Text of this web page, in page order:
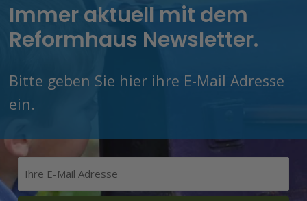
Immer aktuell mit dem
Reformhaus Newsletter.
Bitte geben Sie hier ihre E-Mail Adresse
ein.
Ihre E-Mail Adresse